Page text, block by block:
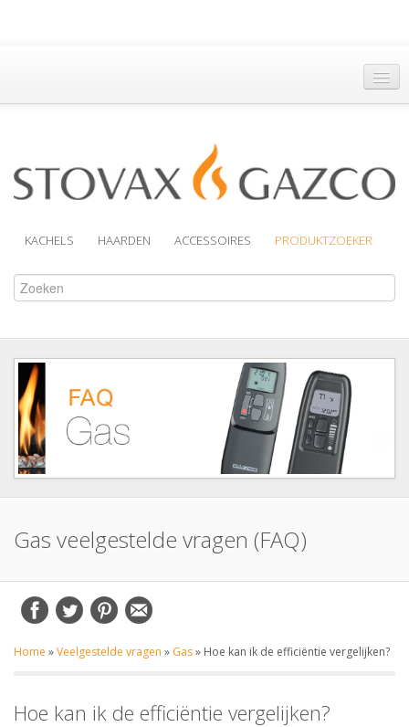
Hoofdpagina
Brochures
KACHELS HAARDEN ACCESSOIRES PRODUKTZOEKER
Gas veelgestelde vragen (FAQ)
Home »Veelgestelde vragen » Gas» Hoe kan ik de efficiëntie vergelijken?
Hoe kan ik de efficiëntie vergelijken?